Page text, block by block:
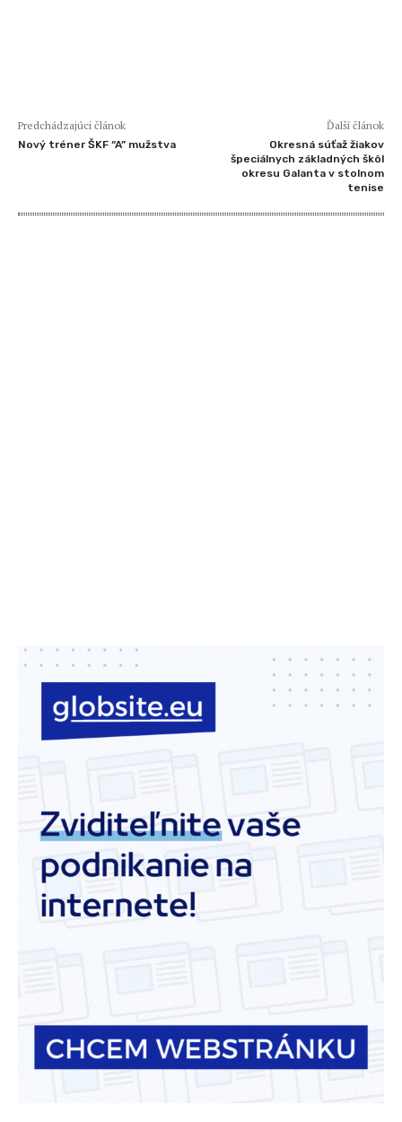
Predchádzajúci článok
Nový tréner ŠKF “A” mužstva
Ďalší článok
Okresná súťaž žiakov
špeciálnych základných škôl
okresu Galanta v stolnom
tenise